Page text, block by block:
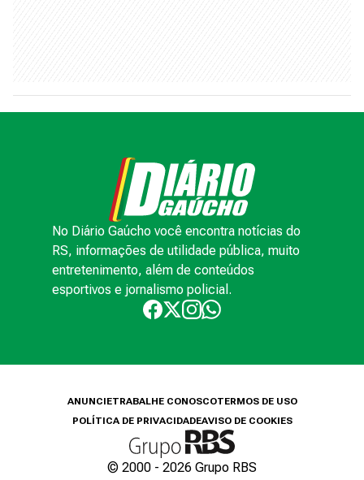
No Diário Gaúcho você encontra notícias do
RS, informações de utilidade pública, muito
entretenimento, além de conteúdos
esportivos e jornalismo policial.
ANUNCIETRABALHE CONOSCOTERMOS DE USO
POLÍTICA DE PRIVACIDADEAVISO DE COOKIES
© 2000 - 2026 Grupo RBS